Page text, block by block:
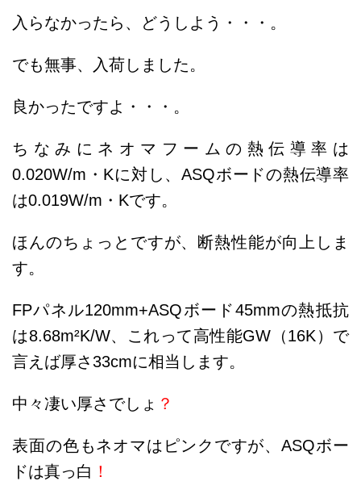
入らなかったら、どうしよう・・・。
でも無事、入荷しました。
良かったですよ・・・。
ちなみにネオマフームの熱伝導率は
0.020W/m・Kに対し、ASQボードの熱伝導率
は0.019W/m・Kです。
ほんのちょっとですが、断熱性能が向上しま
す。
FPパネル120mm+ASQボード45mmの熱抵抗
は8.68m²K/W、これって高性能GW（16K）で
言えば厚さ33cmに相当します。
中々凄い厚さでしょ ？
表面の色もネオマはピンクですが、ASQボー
ドは真っ白 ！